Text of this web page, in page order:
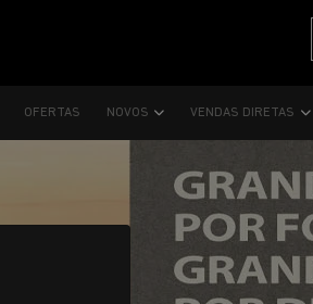
OFERTAS NOVOS VENDAS DIRETAS